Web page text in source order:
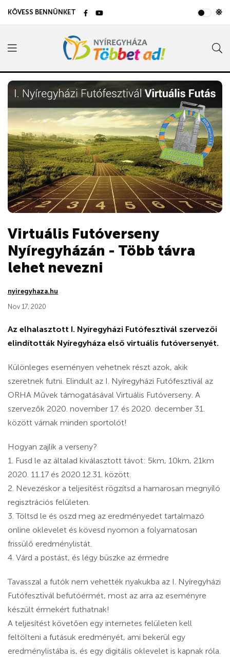
KÖVESS BENNÜNKET
Virtuális Futóverseny
Nyíregyházán - Több távra
lehet nevezni
nyiregyhaza.hu
Nov 17, 2020
Az elhalasztott I. Nyíregyházi Futófesztivál szervezői
elindították Nyíregyháza első virtuális futóversenyét.
Különleges eseményen vehetnek részt azok, akik
szeretnek futni. Elindult az I. Nyíregyházi Futófesztivál az
ORHA Művek támogatásával Virtuális Futóverseny. A
szervezők 2020. november 17. és 2020. december 31.
között várnak minden sportolót!
Hogyan zajlik a verseny?
1. Fusd le az általad kiválasztott távot: 5km, 10km, 21km
2020. 11.17 és 2020.12.31. között.
2. Nevezéskor a teljesítést rögzítsd a hamarosan megnyíló
regisztrációs felületen.
3. Töltsd le és oszd meg az eredményedet tartalmazó
online oklevelet és kövesd nyomon a folyamatosan
frissülő eredménylistát.
4. Várd a postást, és légy büszke az érmedre
Tavasszal a futók nem vehették nyakukba az I. Nyíregyházi
Futófesztivál befutóérmét, most az arra az eseményre
készült érmekért futhatnak!
A teljesítést követően egy internetes felületen kell
feltölteni a futásuk eredményét, ami bekerül egy
eredménylistába is, és egy digitális oklevelet is kapnak róla.